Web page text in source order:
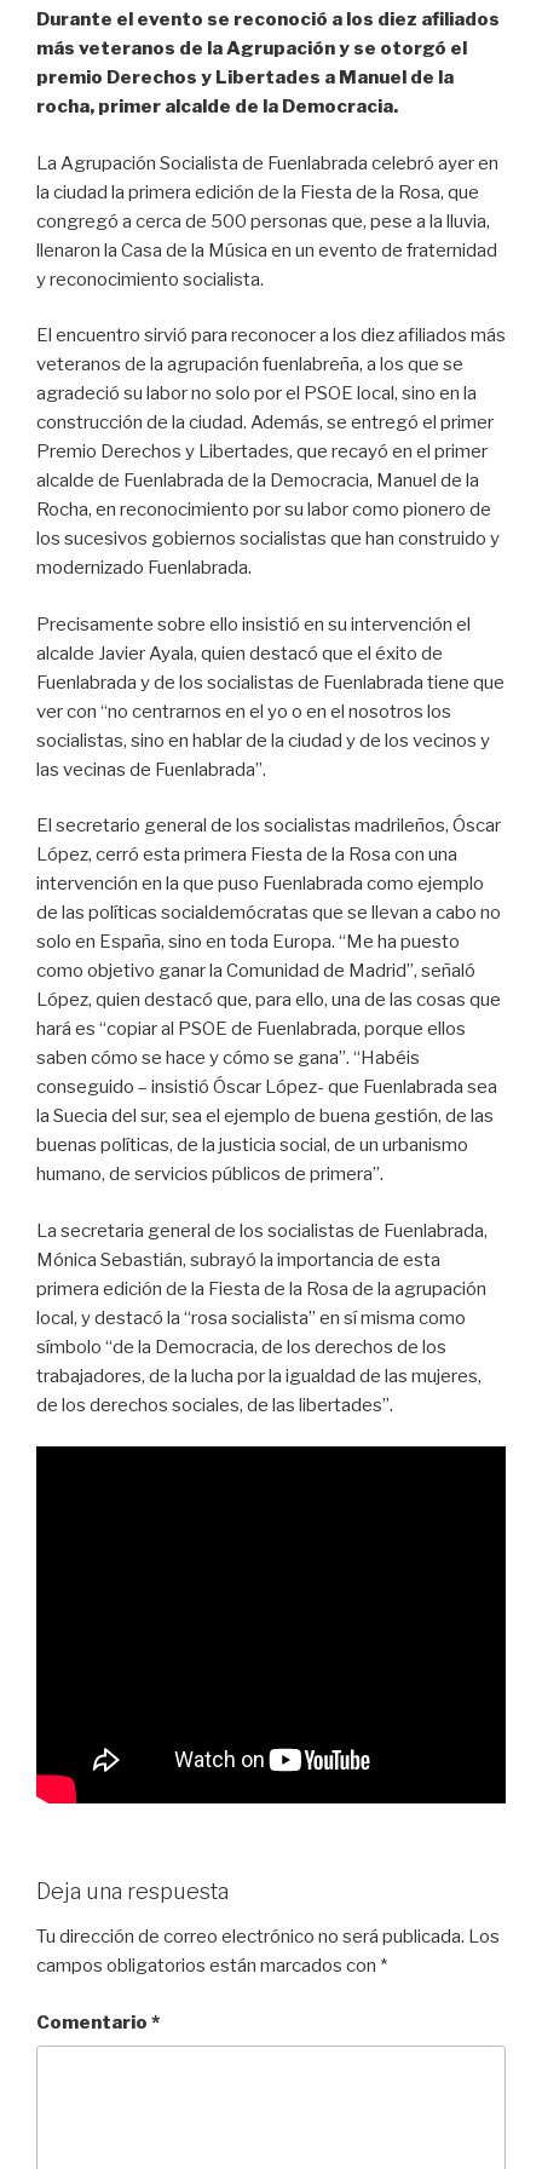
Durante el evento se reconoció a los diez afiliados
más veteranos de la Agrupación y se otorgó el
premio Derechos y Libertades a Manuel de la
rocha, primer alcalde de la Democracia.
La Agrupación Socialista de Fuenlabrada celebró ayer en
la ciudad la primera edición de la Fiesta de la Rosa, que
congregó a cerca de 500 personas que, pese a la lluvia,
llenaron la Casa de la Música en un evento de fraternidad
y reconocimiento socialista.
El encuentro sirvió para reconocer a los diez afiliados más
veteranos de la agrupación fuenlabreña, a los que se
agradeció su labor no solo por el PSOE local, sino en la
construcción de la ciudad. Además, se entregó el primer
Premio Derechos y Libertades, que recayó en el primer
alcalde de Fuenlabrada de la Democracia, Manuel de la
Rocha, en reconocimiento por su labor como pionero de
los sucesivos gobiernos socialistas que han construido y
modernizado Fuenlabrada.
Precisamente sobre ello insistió en su intervención el
alcalde Javier Ayala, quien destacó que el éxito de
Fuenlabrada y de los socialistas de Fuenlabrada tiene que
ver con “no centrarnos en el yo o en el nosotros los
socialistas, sino en hablar de la ciudad y de los vecinos y
las vecinas de Fuenlabrada”.
El secretario general de los socialistas madrileños, Óscar
López, cerró esta primera Fiesta de la Rosa con una
intervención en la que puso Fuenlabrada como ejemplo
de las políticas socialdemócratas que se llevan a cabo no
solo en España, sino en toda Europa. “Me ha puesto
como objetivo ganar la Comunidad de Madrid”, señaló
López, quien destacó que, para ello, una de las cosas que
hará es “copiar al PSOE de Fuenlabrada, porque ellos
saben cómo se hace y cómo se gana”. “Habéis
conseguido – insistió Óscar López- que Fuenlabrada sea
la Suecia del sur, sea el ejemplo de buena gestión, de las
buenas políticas, de la justicia social, de un urbanismo
humano, de servicios públicos de primera”.
La secretaria general de los socialistas de Fuenlabrada,
Mónica Sebastián, subrayó la importancia de esta
primera edición de la Fiesta de la Rosa de la agrupación
local, y destacó la “rosa socialista” en sí misma como
símbolo “de la Democracia, de los derechos de los
trabajadores, de la lucha por la igualdad de las mujeres,
de los derechos sociales, de las libertades”.
Deja una respuesta
Tu dirección de correo electrónico no será publicada. Los
campos obligatorios están marcados con *
Comentario *